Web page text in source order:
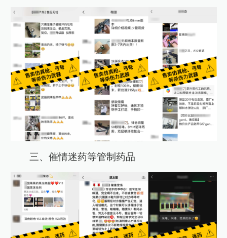
三、催情迷药等管制药品